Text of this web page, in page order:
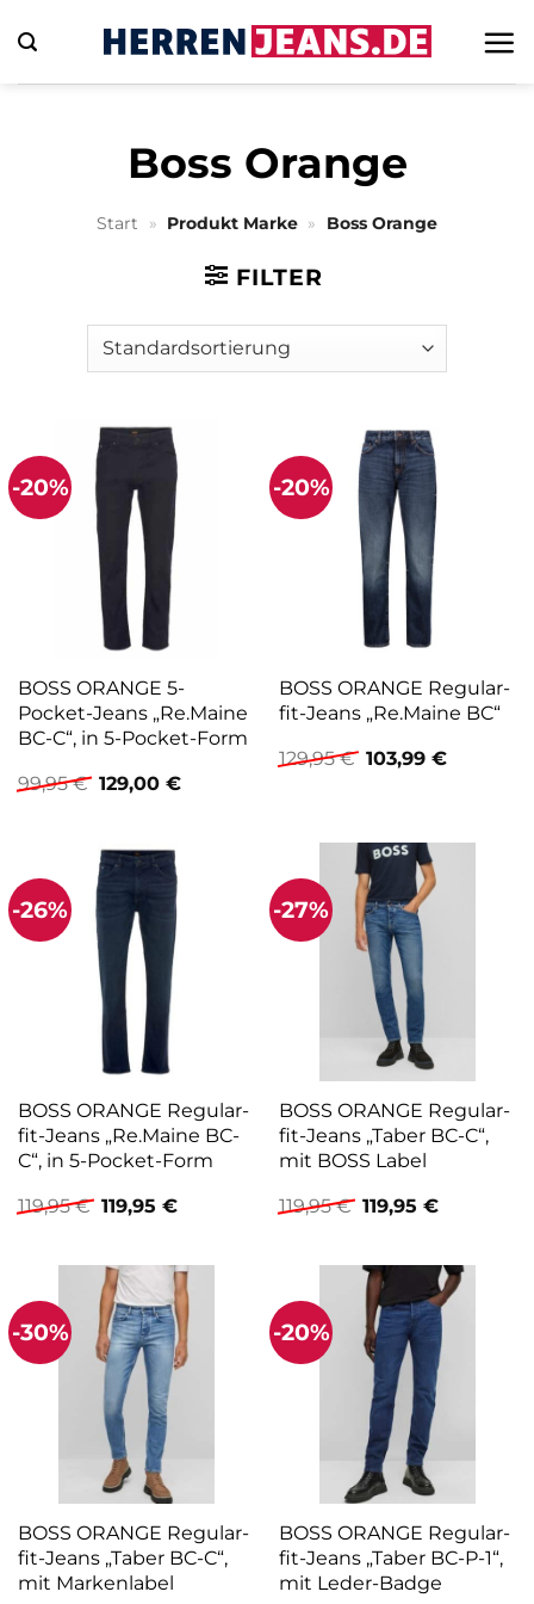
Inhalt
springen
Boss Orange
Start » Produkt Marke » Boss Orange
FILTER
-20%
BOSS ORANGE 5-
Pocket-Jeans „Re.Maine
BC-C“, in 5-Pocket-Form
99,95€ Ursprünglicher
Preis
129,00 €Aktueller
-20%
BOSS ORANGE Regular-
fit-Jeans „Re.Maine BC“
129,95€ Ursprünglicher
Preis
103,99 €Aktueller
-26%
BOSS ORANGE Regular-
fit-Jeans „Re.Maine BC-
C“, in 5-Pocket-Form
119,95€ Ursprünglicher
Preis
119,95 €
119,95 €Aktueller
119,95 €.
-27%
BOSS ORANGE Regular-
fit-Jeans „Taber BC-C“,
mit BOSS Label
119,95€ Ursprünglicher
Preis
119,95 €
119,95 €Aktueller
119,95 €.
-30%
BOSS ORANGE Regular-
fit-Jeans „Taber BC-C“,
mit Markenlabel
-20%
BOSS ORANGE Regular-
fit-Jeans „Taber BC-P-1“,
mit Leder-Badge